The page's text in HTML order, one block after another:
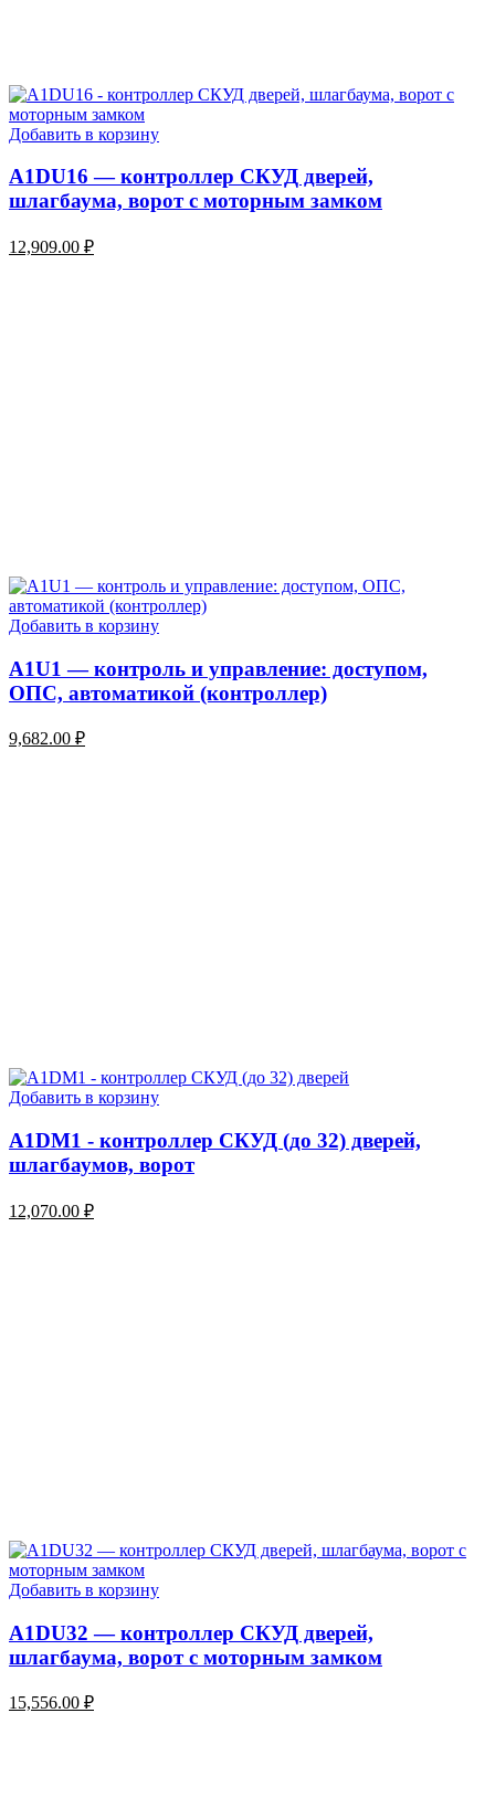
Добавить в корзину
A1DU16 — контроллер СКУД дверей,
шлагбаума, ворот с моторным замком
12,909.00 ₽
Добавить в корзину
A1U1 — контроль и управление: доступом,
ОПС, автоматикой (контроллер)
9,682.00 ₽
Добавить в корзину
A1DM1 - контроллер СКУД (до 32) дверей,
шлагбаумов, ворот
12,070.00 ₽
Добавить в корзину
A1DU32 — контроллер СКУД дверей,
шлагбаума, ворот с моторным замком
15,556.00 ₽